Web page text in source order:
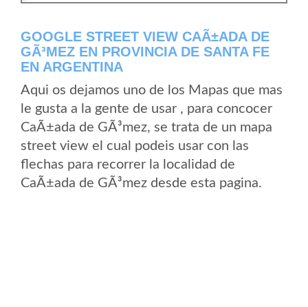
GOOGLE STREET VIEW CAÃ±ADA DE
GÃ³MEZ EN PROVINCIA DE SANTA FE
EN ARGENTINA
Aqui os dejamos uno de los Mapas que mas
le gusta a la gente de usar , para concocer
CaÃ±ada de GÃ³mez, se trata de un mapa
street view el cual podeis usar con las
flechas para recorrer la localidad de
CaÃ±ada de GÃ³mez desde esta pagina.